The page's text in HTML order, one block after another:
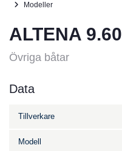
Modeller
ALTENA 9.60
Övriga båtar
Data
Tillverkare
Modell